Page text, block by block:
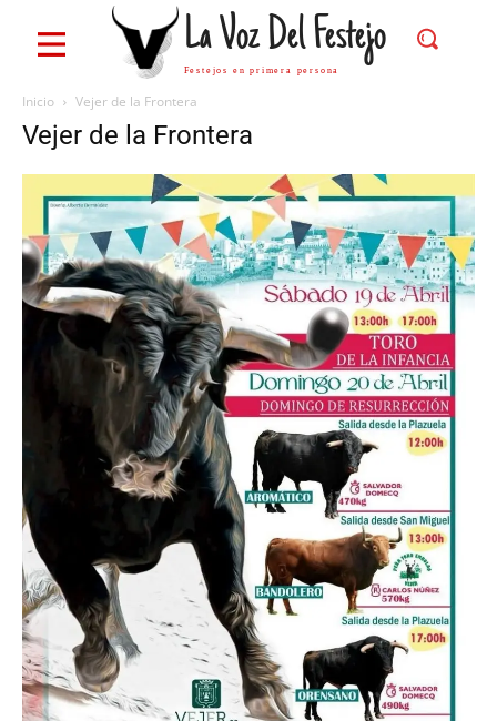
La Voz Del Festejo
Festejos en primera persona
Inicio Vejer de la Frontera
Vejer de la Frontera